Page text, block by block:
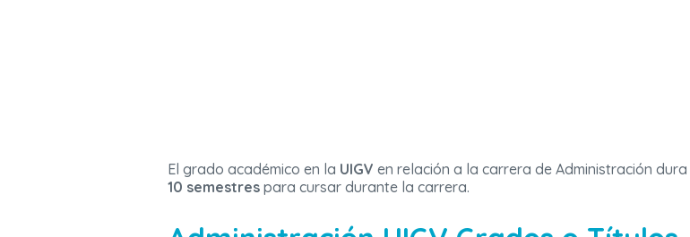
El grado académico en la UIGV en relación a la carrera de Administración dura
10 semestres para cursar durante la carrera.